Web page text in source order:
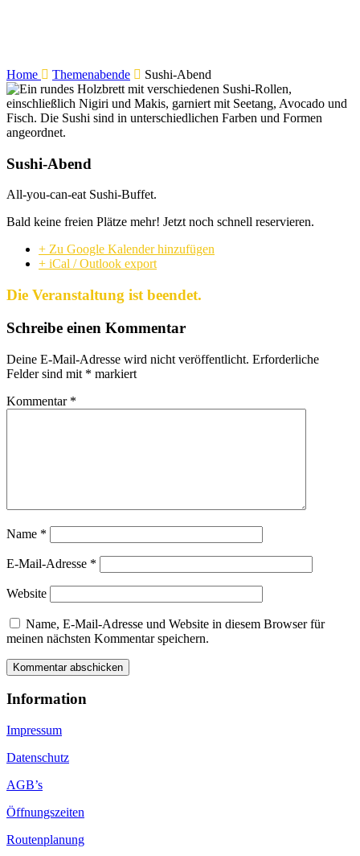
Home Themenabende Sushi-Abend
Sushi-Abend
All-you-can-eat Sushi-Buffet.
Bald keine freien Plätze mehr! Jetzt noch schnell reservieren.
+ Zu Google Kalender hinzufügen
+ iCal / Outlook export
Die Veranstaltung ist beendet.
Schreibe einen Kommentar
Deine E-Mail-Adresse wird nicht veröffentlicht. Erforderliche
Felder sind mit * markiert
Kommentar *
Name *
E-Mail-Adresse *
Website
Name, E-Mail-Adresse und Website in diesem Browser für
meinen nächsten Kommentar speichern.
Information
Impressum
Datenschutz
AGB’s
Öffnungszeiten
Routenplanung